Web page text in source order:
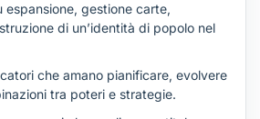
espansione, gestione carte,
di un’identità di popolo nel
che amano pianificare, evolvere
tra poteri e strategie.